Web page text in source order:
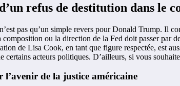
refus de destitution dans le
pas qu’un simple revers pour Donald Trump. Il
composition ou la direction de la Fed doit passer par
de Lisa Cook, en tant que figure respectée, est
certains acteurs politiques. D’ailleurs, si vous
l’avenir de la justice américaine